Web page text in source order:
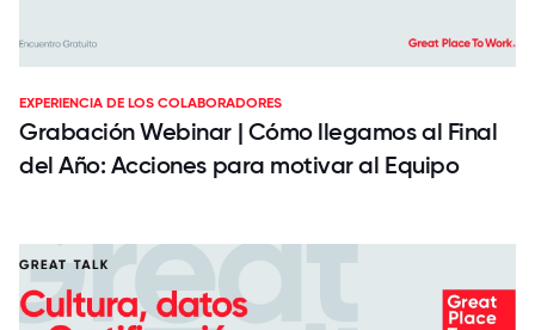
EXPERIENCIA DE LOS COLABORADORES
Grabación Webinar | Cómo llegamos al Final
del Año: Acciones para motivar al Equipo